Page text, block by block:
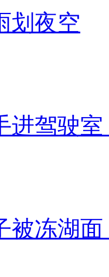
划夜空
进驾驶
被冻湖